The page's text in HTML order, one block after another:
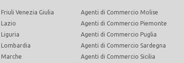
Venezia Giulia
Agenti di Commercio Molise
Agenti di Commercio Piemonte
Agenti di Commercio Puglia
Agenti di Commercio Sardegna
Agenti di Commercio Sicilia